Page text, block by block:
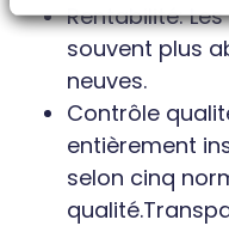
Rentabilité:
souvent plus
neuves.
Contrôle
entièrement
selon cinq